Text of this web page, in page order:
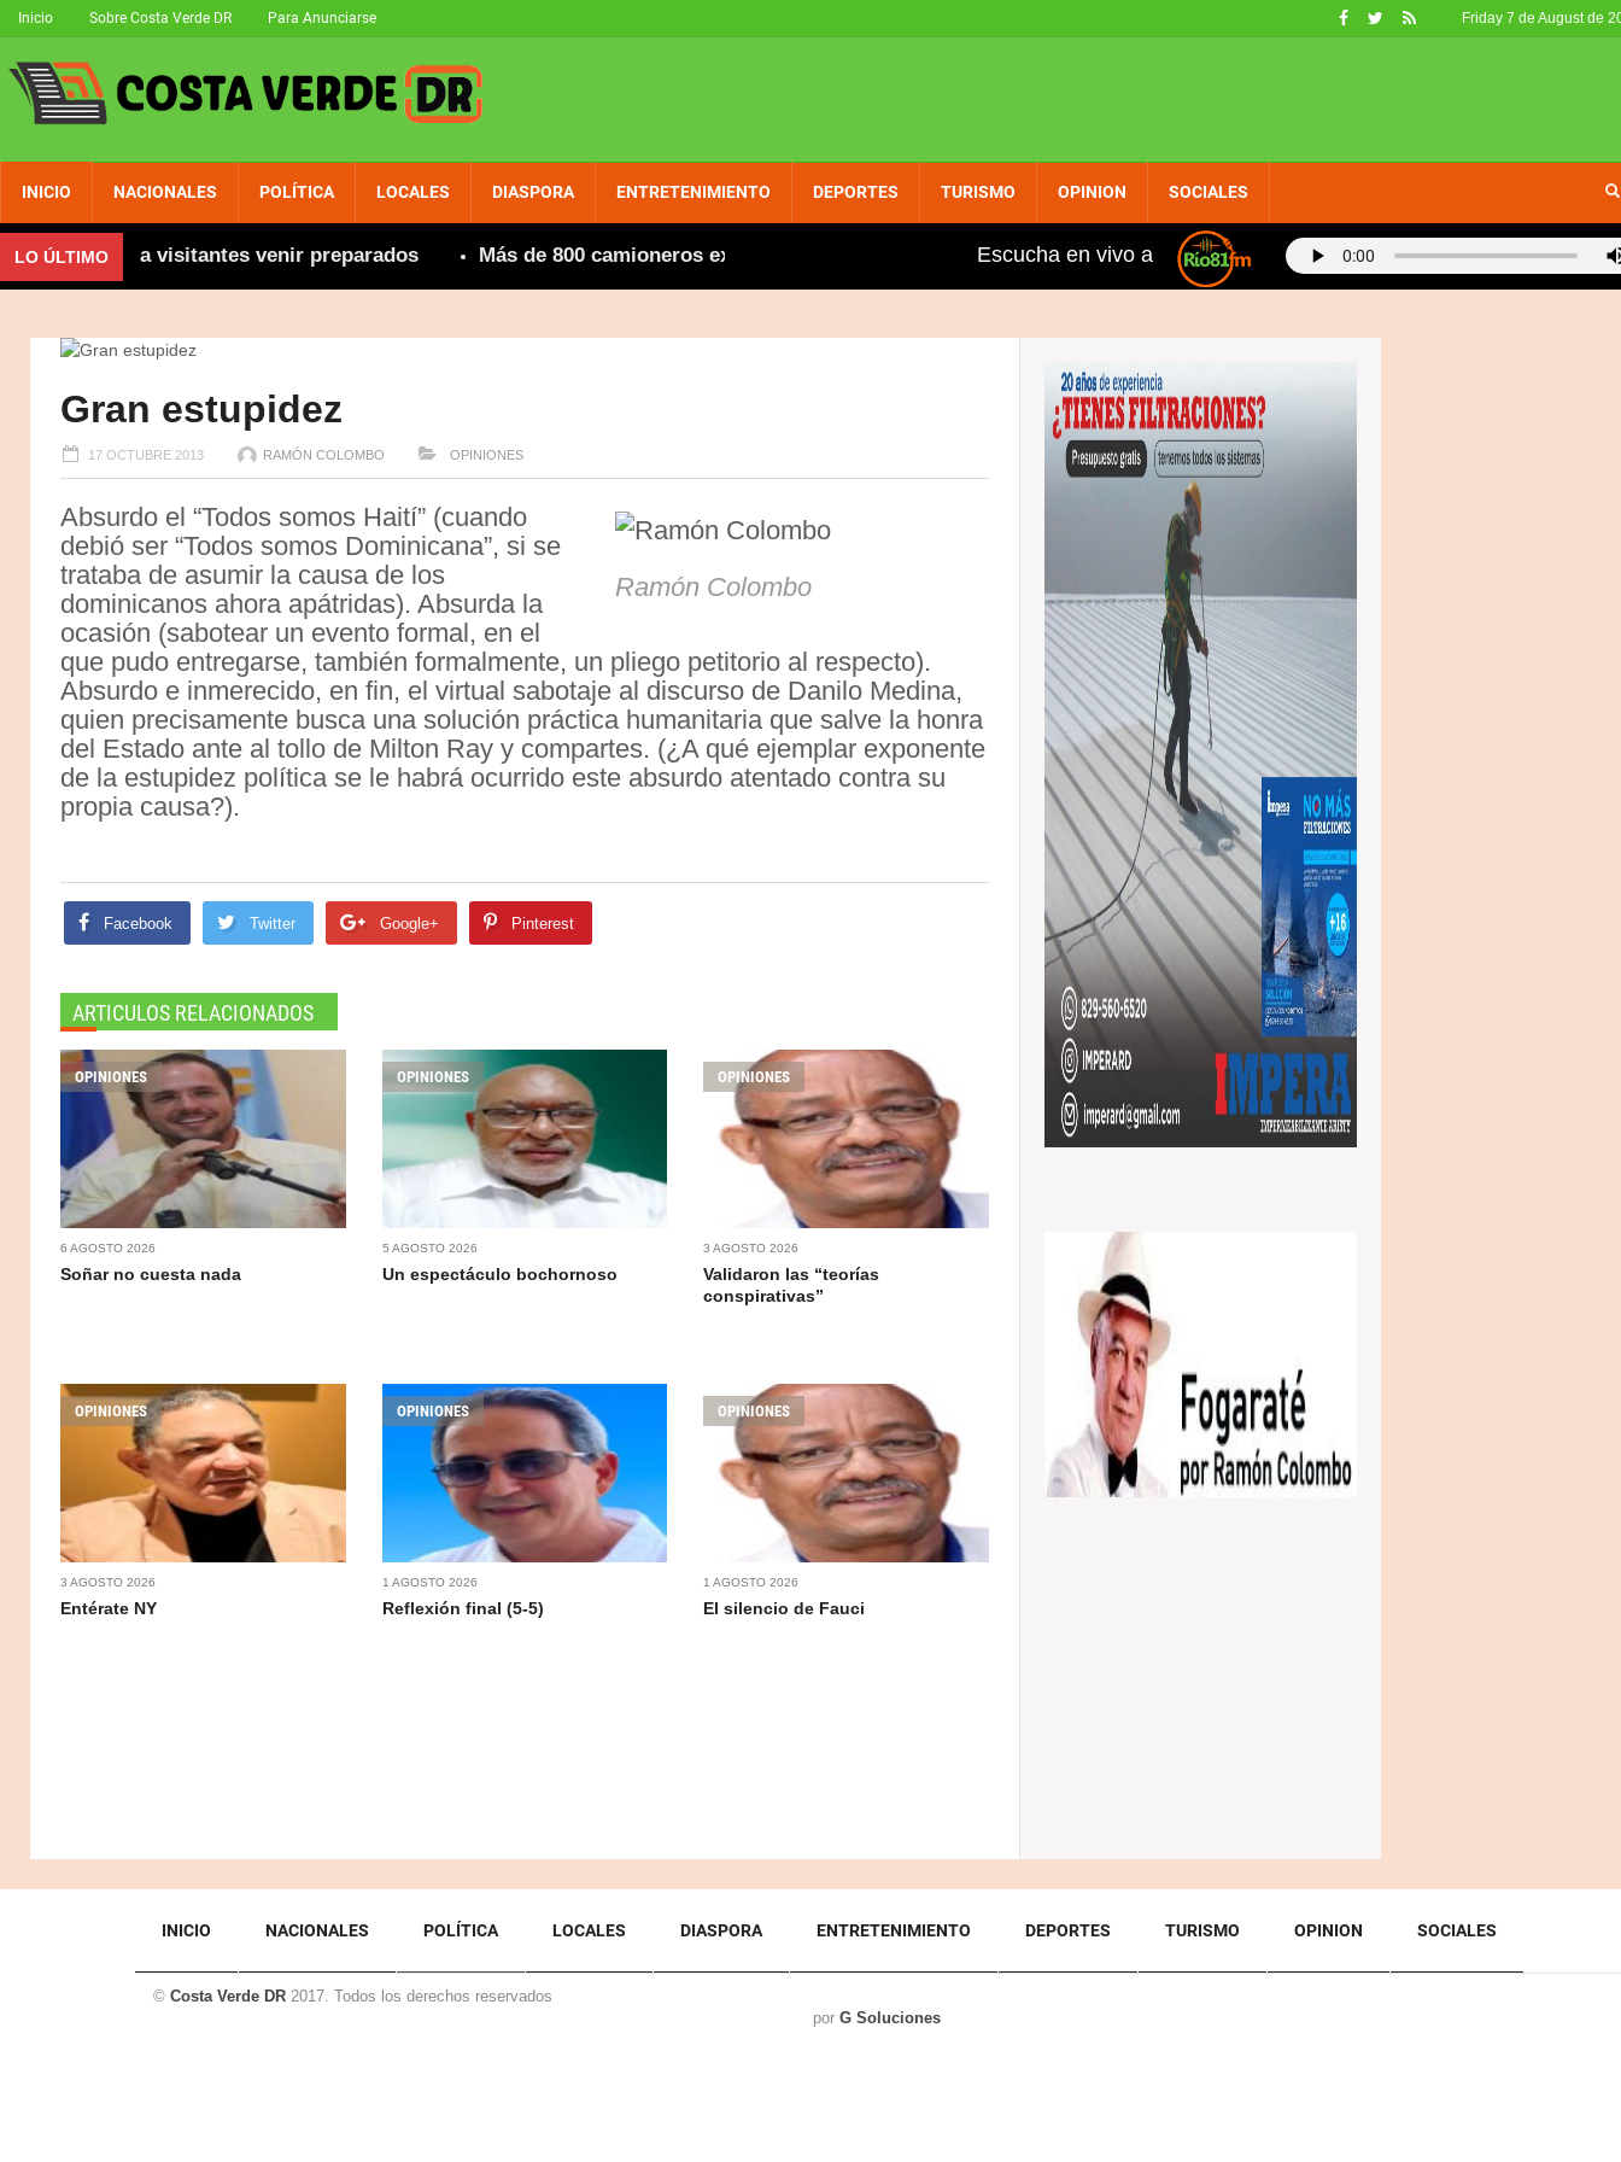
Friday 7 de August de
Inicio Sobre Costa Verde DR Para Anunciarse
INICIO NACIONALES POLÍTICA LOCALES DIASPORA ENTRETENIMIENTO DEPORTES TURISMO OPINION SOCIALES
LO ÚLTIMOa visitantes venir preparados Más de 800 camioneros extranjeros, entre ellos varios dominicanos, fueron retirados de circulación en EE. UU. por no
Escucha en vivo a
Gran estupidez
17 OCTUBRE 2013 RAMÓN COLOMBO OPINIONES
Ramón Colombo
Absurdo el “Todos somos Haití” (cuando
debió ser “Todos somos Dominicana”, si se
trataba de asumir la causa de los
dominicanos ahora apátridas). Absurda la
ocasión (sabotear un evento formal, en el
que pudo entregarse, también formalmente, un pliego petitorio al respecto).
Absurdo e inmerecido, en fin, el virtual sabotaje al discurso de Danilo Medina,
quien precisamente busca una solución práctica humanitaria que salve la honra
del Estado ante al tollo de Milton Ray y compartes. (¿A qué ejemplar exponente
de la estupidez política se le habrá ocurrido este absurdo atentado contra su
propia causa?).
Facebook Twitter Google+ Pinterest
ARTICULOS RELACIONADOS
OPINIONES
6 AGOSTO 2026
Soñar no cuesta nada
OPINIONES
5 AGOSTO 2026
Un espectáculo bochornoso
OPINIONES
3 AGOSTO 2026
Validaron las “teorías
conspirativas”
OPINIONES
3 AGOSTO 2026
Entérate NY
OPINIONES
1 AGOSTO 2026
Reflexión final (5-5)
OPINIONES
1 AGOSTO 2026
El silencio de Fauci
INICIO NACIONALES POLÍTICA LOCALES DIASPORA ENTRETENIMIENTO DEPORTES TURISMO OPINION SOCIALES
© Costa Verde DR 2017. Todos los derechos reservados
por G Soluciones